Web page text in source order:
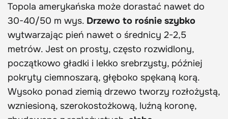
Topola amerykańska może dorastać nawet do
30-40/50 m wys. Drzewo to rośnie szybko
wytwarzając pień nawet o średnicy 2-2,5
metrów. Jest on prosty, często rozwidlony,
początkowo gładki i lekko srebrzysty, później
pokryty ciemnoszarą, głęboko spękaną korą.
Wysoko ponad ziemią drzewo tworzy rozłożystą,
wzniesioną, szerokostożkową, luźną koronę,